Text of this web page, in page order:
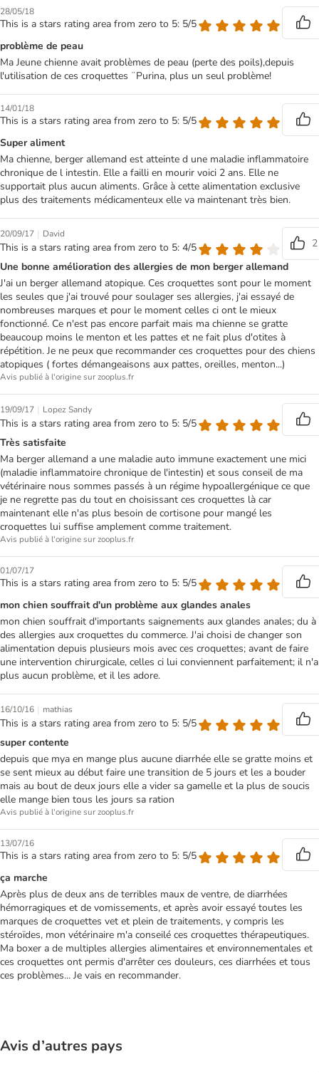
28/05/18
This is a stars rating area from zero to 5: 5/5
problème de peau
Ma Jeune chienne avait problèmes de peau (perte des poils),depuis
l'utilisation de ces croquettes ¨Purina, plus un seul problème!
14/01/18
This is a stars rating area from zero to 5: 5/5
Super aliment
Ma chienne, berger allemand est atteinte d une maladie inflammatoire
chronique de l intestin. Elle a failli en mourir voici 2 ans. Elle ne
supportait plus aucun aliments. Grâce à cette alimentation exclusive
plus des traitements médicamenteux elle va maintenant très bien.
20/09/17 | David
This is a stars rating area from zero to 5: 4/5
2
Une bonne amélioration des allergies de mon berger allemand
J'ai un berger allemand atopique. Ces croquettes sont pour le moment
les seules que j'ai trouvé pour soulager ses allergies, j'ai essayé de
nombreuses marques et pour le moment celles ci ont le mieux
fonctionné. Ce n'est pas encore parfait mais ma chienne se gratte
beaucoup moins le menton et les pattes et ne fait plus d'otites à
répétition. Je ne peux que recommander ces croquettes pour des chiens
atopiques ( fortes démangeaisons aux pattes, oreilles, menton...)
Avis publié à l'origine sur zooplus.fr
19/09/17 | Lopez Sandy
This is a stars rating area from zero to 5: 5/5
Très satisfaite
Ma berger allemand a une maladie auto immune exactement une mici
(maladie inflammatoire chronique de l'intestin) et sous conseil de ma
vétérinaire nous sommes passés à un régime hypoallergénique ce que
je ne regrette pas du tout en choisissant ces croquettes là car
maintenant elle n'as plus besoin de cortisone pour mangé les
croquettes lui suffise amplement comme traitement.
Avis publié à l'origine sur zooplus.fr
01/07/17
This is a stars rating area from zero to 5: 5/5
mon chien souffrait d'un problème aux glandes anales
mon chien souffrait d'importants saignements aux glandes anales; du à
des allergies aux croquettes du commerce. J'ai choisi de changer son
alimentation depuis plusieurs mois avec ces croquettes; avant de faire
une intervention chirurgicale, celles ci lui conviennent parfaitement; il n'a
plus aucun problème, et il les adore.
16/10/16 | mathias
This is a stars rating area from zero to 5: 5/5
super contente
depuis que mya en mange plus aucune diarrhée elle se gratte moins et
se sent mieux au début faire une transition de 5 jours et les a bouder
mais au bout de deux jours elle a vider sa gamelle et la plus de soucis
elle mange bien tous les jours sa ration
Avis publié à l'origine sur zooplus.fr
13/07/16
This is a stars rating area from zero to 5: 5/5
ça marche
Après plus de deux ans de terribles maux de ventre, de diarrhées
hémorragiques et de vomissements, et après avoir essayé toutes les
marques de croquettes vet et plein de traitements, y compris les
stéroïdes, mon vétérinaire m'a conseilé ces croquettes thérapeutiques.
Ma boxer a de multiples allergies alimentaires et environnementales et
ces croquettes ont permis d'arrêter ces douleurs, ces diarrhées et tous
ces problèmes... Je vais en recommander.
Avis d’autres pays